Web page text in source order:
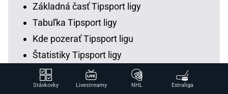
Základná časť Tipsport ligy
Tabuľka Tipsport ligy
Kde pozerať Tipsport ligu
Štatistiky Tipsport ligy
Slovenská hokejová liga (SHL)
Stávkovky Livestreamy NHL Extraliga